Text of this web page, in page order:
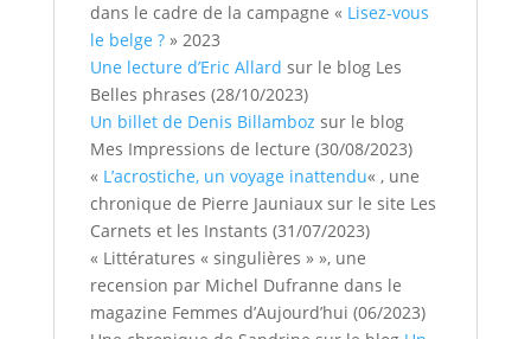
dans le cadre de la campagne « Lisez-vous
le belge ?» 2023
Une lecture d’Eric Allard sur le blog Les
Belles phrases (28/10/2023)
Un billet de Denis Billamboz sur le blog
Mes Impressions de lecture (30/08/2023)
« L’acrostiche, un voyage inattendu« , une
chronique de Pierre Jauniaux sur le site Les
Carnets et les Instants (31/07/2023)
« Littératures « singulières » », une
recension par Michel Dufranne dans le
magazine Femmes d’Aujourd’hui (06/2023)